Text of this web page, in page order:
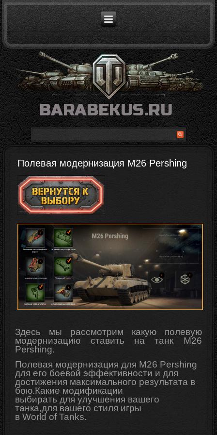
Полевая модернизация M26 Pershing
Здесь мы рассмотрим какую полевую
модернизацию ставить на танк M26
Pershing.
Полевая модернизация для M26 Pershing
для его боевой эффективности и для
достижения максимального результата в
бою.Какие модификации
выбирать дляулучшения вашего
танка,для вашего стиля игры
вWorldofTanks.